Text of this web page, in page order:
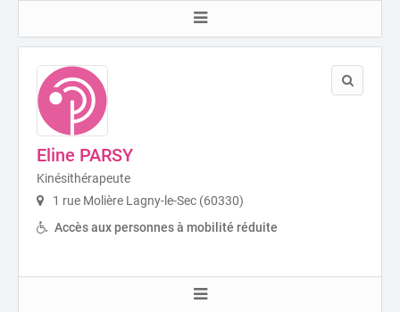
Eline PARSY
Kinésithérapeute
1 rue Molière Lagny-le-Sec (60330)
Accès aux personnes à mobilité réduite